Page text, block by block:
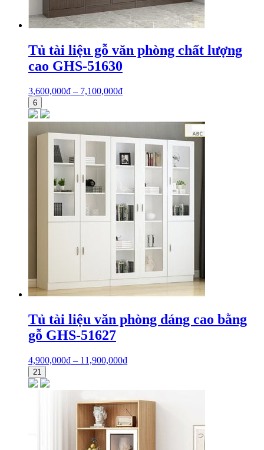
Tủ tài liệu gỗ văn phòng chất lượng
cao GHS-51630
3,600,000₫ – 7,100,000₫
6
Tủ tài liệu văn phòng dáng cao bằng
gỗ GHS-51627
4,900,000₫ – 11,900,000₫
21